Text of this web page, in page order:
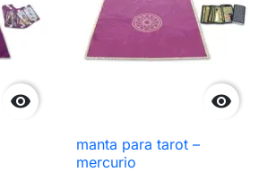
 
manta para tarot –
mercurio